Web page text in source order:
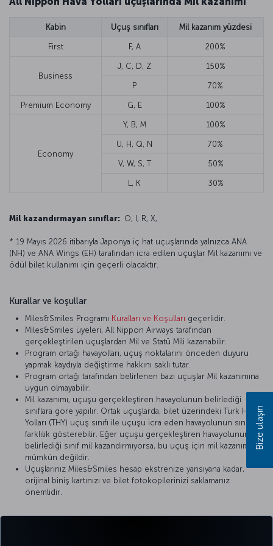
Kabin Uçuş sınıfları Mil kazanım yüzdesi
First F, A 200%
Business
J, C, D, Z 150%
P 70%
Premium Economy G, E 100%
Economy
Y, B, M 100%
U, H, Q, N 70%
V, W, S, T 50%
L, K 30%
Mil kazandırmayan sınıflar: O, I, R, X,
* 19 Mayıs 2026 itibarıyla Japonya iç hat uçuşlarında yalnızca ANA
(NH) ve ANA Wings (EH) tarafından icra edilen uçuşlar Mil kazanımı ve
ödül bilet kullanımı için geçerli olacaktır.
Kurallar ve koşullar
Miles&Smiles Programı Kuralları ve Koşulları geçerlidir.
Miles&Smiles üyeleri, All Nippon Airways tarafından
gerçekleştirilen uçuşlardan Mil ve Statü Mili kazanabilir.
Program ortağı havayolları, uçuş noktalarını önceden duyuru
yapmak kaydıyla değiştirme hakkını saklı tutar.
Program ortağı tarafından belirlenen bazı uçuşlar Mil kazanımına
uygun olmayabilir.
Mil kazanımı, uçuşu gerçekleştiren havayolunun belirlediği
sınıflara göre yapılır. Ortak uçuşlarda, bilet üzerindeki Türk Hava
Yolları (THY) uçuş sınıfı ile uçuşu icra eden havayolunun sınıfı
farklılık gösterebilir. Eğer uçuşu gerçekleştiren havayolunun
belirlediği sınıf mil kazandırmıyorsa, bu uçuş için mil kazanımı
mümkün değildir.
Uçuşlarınız Miles&Smiles hesap ekstrenize yansıyana kadar,
orijinal biniş kartınızı ve bilet fotokopilerinizi saklamanız
önemlidir.
Bize ulaşın